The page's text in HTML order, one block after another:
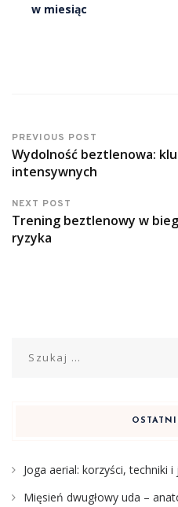
w miesiąc
PREVIOUS POST
Wydolność beztlenowa:
intensywnych
NEXT POST
Trening beztlenowy w
ryzyka
Joga aerial: korzyści, techniki i
Mięsień dwugłowy uda –